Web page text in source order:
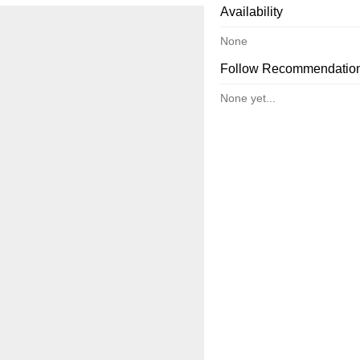
el epicentro de una de las mayores tormentas del siglo pasado a
Availability
None
Follow
None yet...